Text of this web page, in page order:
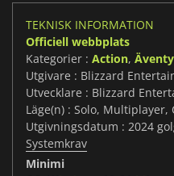
TEKNISK INFORMATION
Officiell webbplats
Kategorier : Action,
Utgivare : Blizzard
Utvecklare : Blizzard
Läge(n) : Solo, Multiplayer,
Utgivningsdatum : 2024
Systemkrav
Minimi